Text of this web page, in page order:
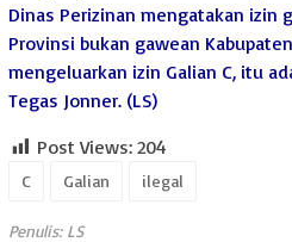
Dinas Perizinan mengatakan izin
Provinsi bukan gawean
mengeluarkan izin Galian C, itu
Tegas Jonner. (LS)
Post Views: 204
C Galian ilegal
Penulis: LS